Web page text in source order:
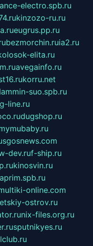
electro.spb.ru
kinzozo-ru.ru
eugrus.pp.ru
bezmorchin.ruia2.ru
elita.ru
avegainfo.ru
korru.net
lammin-suo.spb.ru
line.ru
dugshop.ru
dev.ruf-ship.ru
kinosvin.ru
online.com
ostrov.ru
nix-files.org.ru
sputnikyes.ru